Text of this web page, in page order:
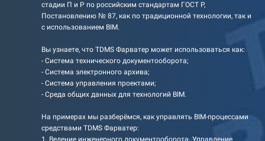
стадии П и Р по российским стандартам ГОСТ Р,
Постановлению № 87, как по традиционной технологии, так и
с использованием BIM.
Вы узнаете, что TDMS Фарватер может использоваться как:
- Система технического документооборота;
- Система электронного архива;
- Система управления проектами;
- Среда общих данных для технологий BIM.
На примерах мы разберёмся, как управлять BIM-процессами
средствами TDMS Фарватер:
1. Ведение инженерного документооборота. Управление